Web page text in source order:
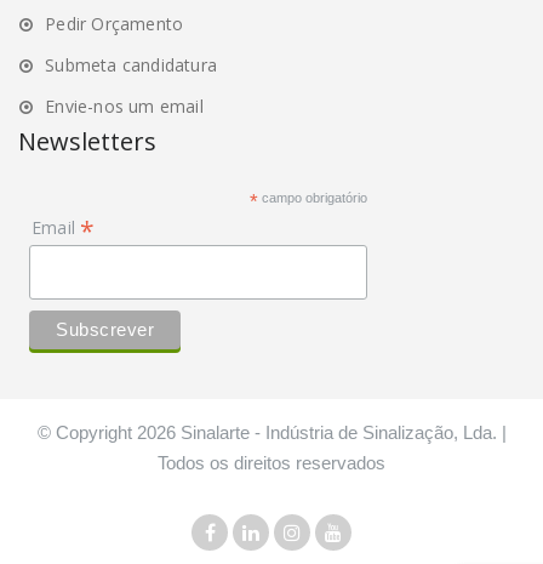
Pedir Orçamento
Submeta candidatura
Envie-nos um email
Newsletters
* campo obrigatório
Email *
© Copyright 2026 Sinalarte - Indústria de Sinalização, Lda. |
Todos os direitos reservados